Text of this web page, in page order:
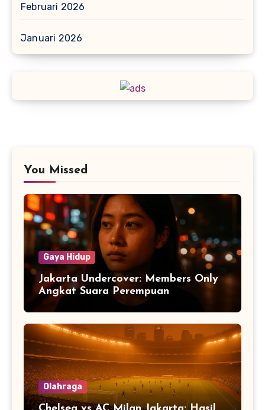
Februari 2026
Januari 2026
You Missed
Gaya Hidup
Jakarta Undercover: Members Only
Angkat Suara Perempuan
Olahraga